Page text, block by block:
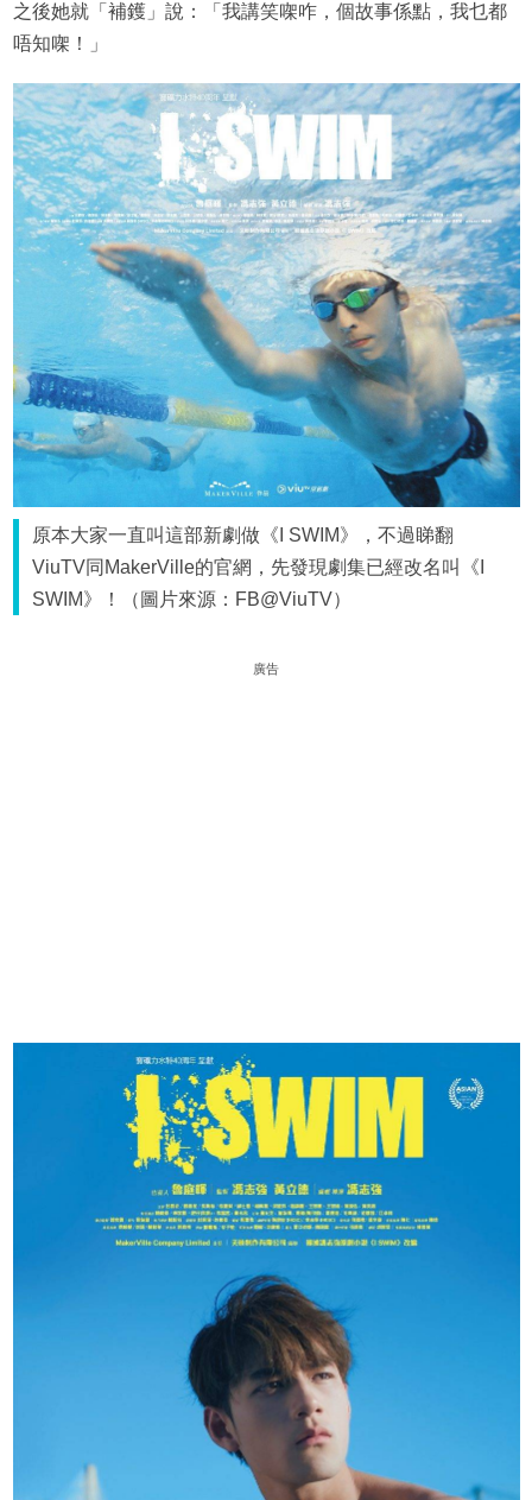
之後她就「補鑊」說：「我講笑㗎咋，個故事係點，我乜都
唔知㗎！」
原本大家一直叫這部新劇做《I SWIM》，不過睇翻
ViuTV同MakerVille的官網，先發現劇集已經改名叫《I
SWIM》！（圖片來源：FB@ViuTV）
廣告